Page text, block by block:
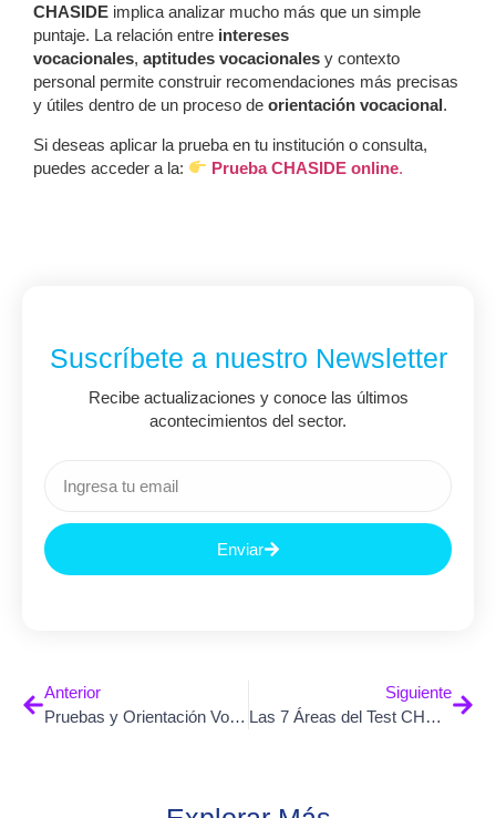
CHASIDE implica analizar mucho más que un simple
puntaje. La relación entre intereses
vocacionales, aptitudes vocacionales y contexto
personal permite construir recomendaciones más precisas
y útiles dentro de un proceso de orientación vocacional .
Si deseas aplicar la prueba en tu institución o consulta,
puedes acceder a la:
Prueba CHASIDE online.
Suscríbete a nuestro Newsletter
Recibe actualizaciones y conoce las últimos
acontecimientos del sector.
Enviar
Anterior
Pruebas y Orientación Vocacional: Guía Completa para Profesionales
Siguiente
Las 7 Áreas del Test CHASIDE y las Carreras Relacionadas